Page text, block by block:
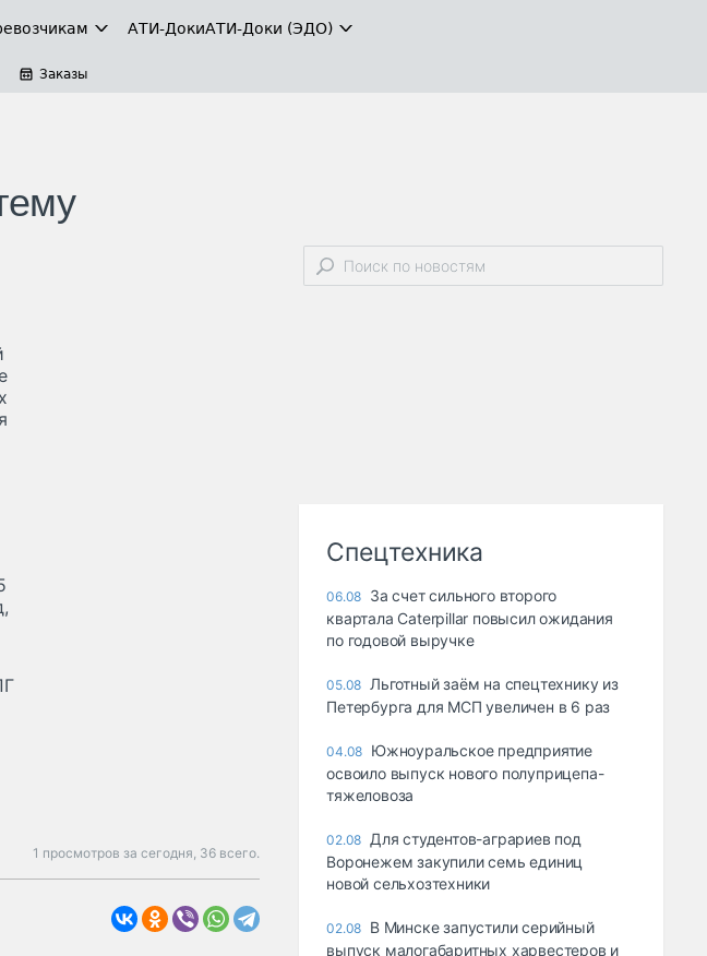
АТИ-ДокиАТИ-Доки (ЭДО)
Заказы
1 просмотров за сегодня, 36 всего.
Спецтехника
06.08 За счет сильного второго
квартала Caterpillar повысил ожидания
по годовой выручке
05.08 Льготный заём на спецтехнику из
Петербурга для МСП увеличен в 6 раз
04.08 Южноуральское предприятие
освоило выпуск нового полуприцепа-
тяжеловоза
02.08 Для студентов-аграриев под
Воронежем закупили семь единиц
новой сельхозтехники
02.08 В Минске запустили серийный
выпуск малогабаритных харвестеров и